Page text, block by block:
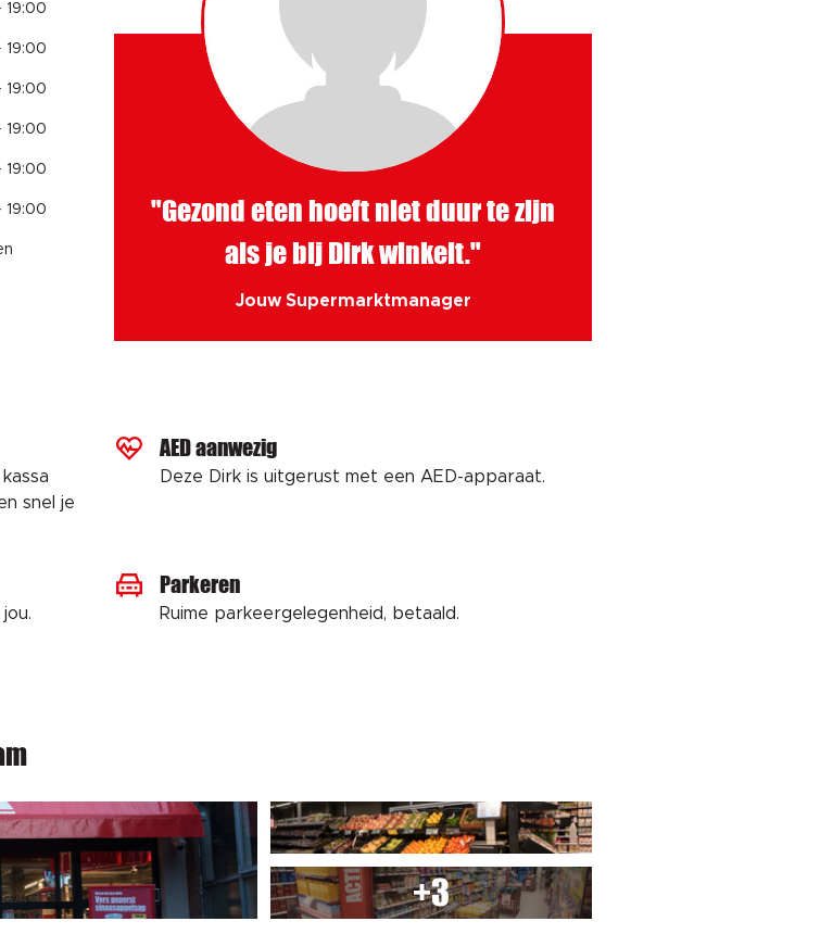
19:00
19:00
19:00
19:00
19:00
19:00
"Gezond eten hoeft niet duur te zijn
als je bij Dirk winkelt."
Jouw Supermarktmanager
snel je
AED aanwezig
Deze Dirk is uitgerust met een AED-apparaat.
Parkeren
Ruime parkeergelegenheid, betaald.
+3